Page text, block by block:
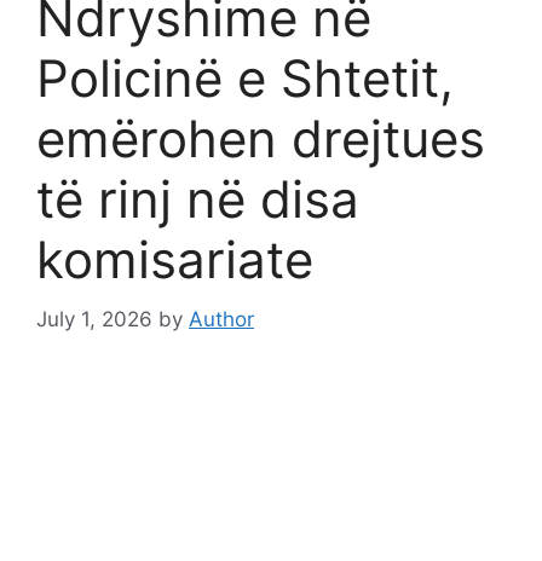
Ndryshime në
Policinë e Shtetit,
emërohen drejtues
të rinj në disa
komisariate
July 1, 2026 by Author